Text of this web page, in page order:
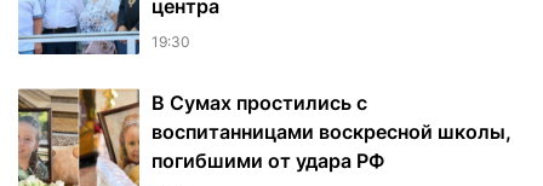
центра
19:30
В Сумах простились с
воспитанницами воскресной школы,
погибшими от удара РФ